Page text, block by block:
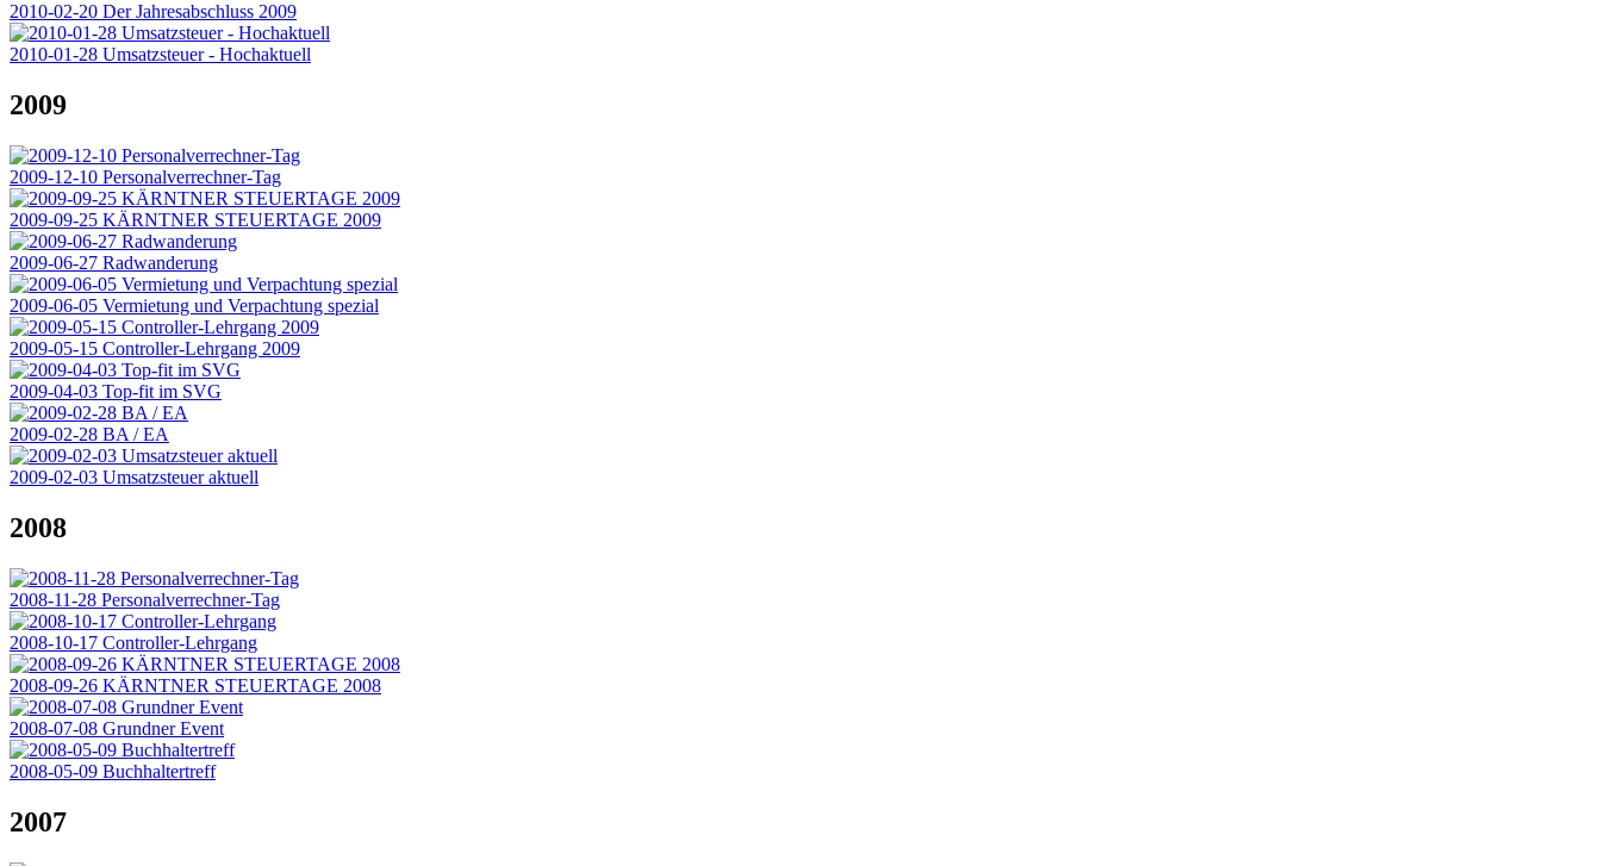
2010-02-20 Der Jahresabschluss 2009
2010-01-28 Umsatzsteuer - Hochaktuell
2009
2009-12-10 Personalverrechner-Tag
2009-09-25 KÄRNTNER STEUERTAGE 2009
2009-06-27 Radwanderung
2009-06-05 Vermietung und Verpachtung spezial
2009-05-15 Controller-Lehrgang 2009
2009-04-03 Top-fit im SVG
2009-02-28 BA / EA
2009-02-03 Umsatzsteuer aktuell
2008
2008-11-28 Personalverrechner-Tag
2008-10-17 Controller-Lehrgang
2008-09-26 KÄRNTNER STEUERTAGE 2008
2008-07-08 Grundner Event
2008-05-09 Buchhaltertreff
2007